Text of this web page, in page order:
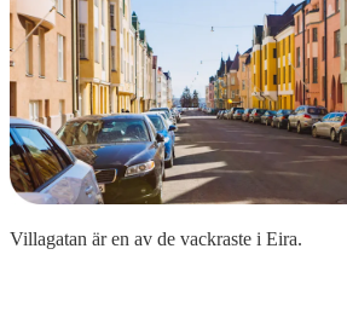
Villagatan är en av de vackraste i Eira.